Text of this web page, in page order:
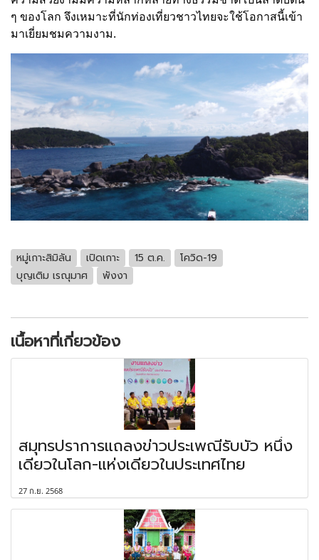
ๆ ของโลก จึงเหมาะที่นักท่องเที่ยวชาวไทยจะใช้โอกาสนี้เข้า
มาเยี่ยมชมความงาม.
หมู่เกาะสิมิลัน เปิดเกาะ 15 ต.ค.
โควิด-19
บุญเติม เรณุมาศ
พังงา
เนื้อหาที่เกี่ยวข้อง
สมุทรปราการแถลงข่าวประเพณีรับบัว หนึ่ง
เดียวในโลก-แห่งเดียวในประเทศไทย
27 ก.ย. 2568